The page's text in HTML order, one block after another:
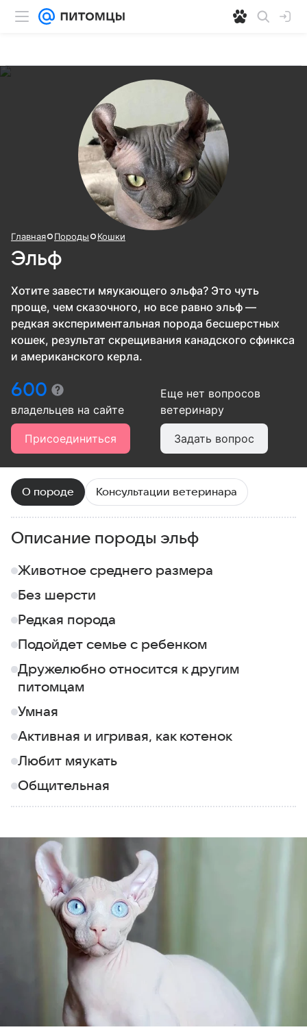
Главная Породы Кошки
Эльф
Хотите завести мяукающего эльфа? Это чуть
проще, чем сказочного, но все равно эльф —
редкая экспериментальная порода бесшерстных
кошек, результат скрещивания канадского сфинкса
и американского керла.
600
владельцев на сайте
Присоединиться
Еще нет вопросов
ветеринару
Задать вопрос
О породе Консультации ветеринара
Описание породы эльф
Животное среднего размера
Без шерсти
Редкая порода
Подойдет семье с ребенком
Дружелюбно относится к другим
питомцам
Умная
Активная и игривая, как котенок
Любит мяукать
Общительная